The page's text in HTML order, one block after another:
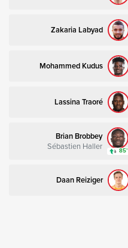
Zakaria Labyad
Mohammed Kudus
Lassina Traoré
Brian Brobbey
Sébastien Haller 85’
Daan Reiziger